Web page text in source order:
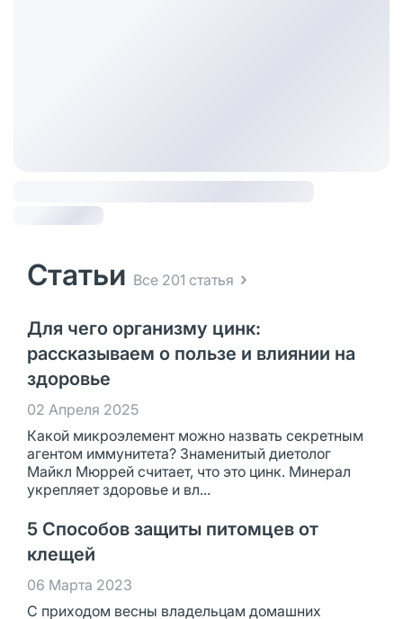
Статьи Все 201 статья
Для чего организму цинк:
рассказываем о пользе и влиянии на
здоровье
02 Апреля 2025
Какой микроэлемент можно назвать секретным
агентом иммунитета? Знаменитый диетолог
Майкл Мюррей считает, что это цинк. Минерал
укрепляет здоровье и вл...
5 Способов защиты питомцев от
клещей
06 Марта 2023
С приходом весны владельцам домашних